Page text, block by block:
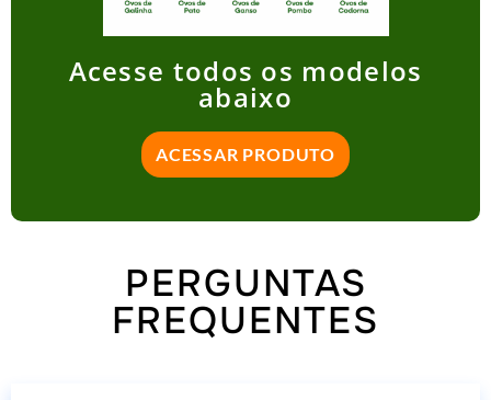
Acesse todos os modelos
abaixo
ACESSAR PRODUTO
PERGUNTAS
FREQUENTES